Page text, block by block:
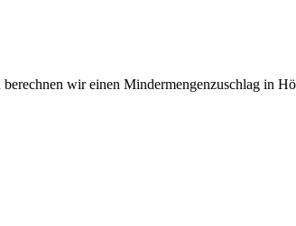
wir einen Mindermengenzuschlag in